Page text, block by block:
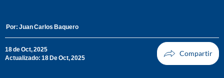
Por: Juan Carlos Baquero
18 de Oct, 2025
Actualizado: 18 De Oct, 2025